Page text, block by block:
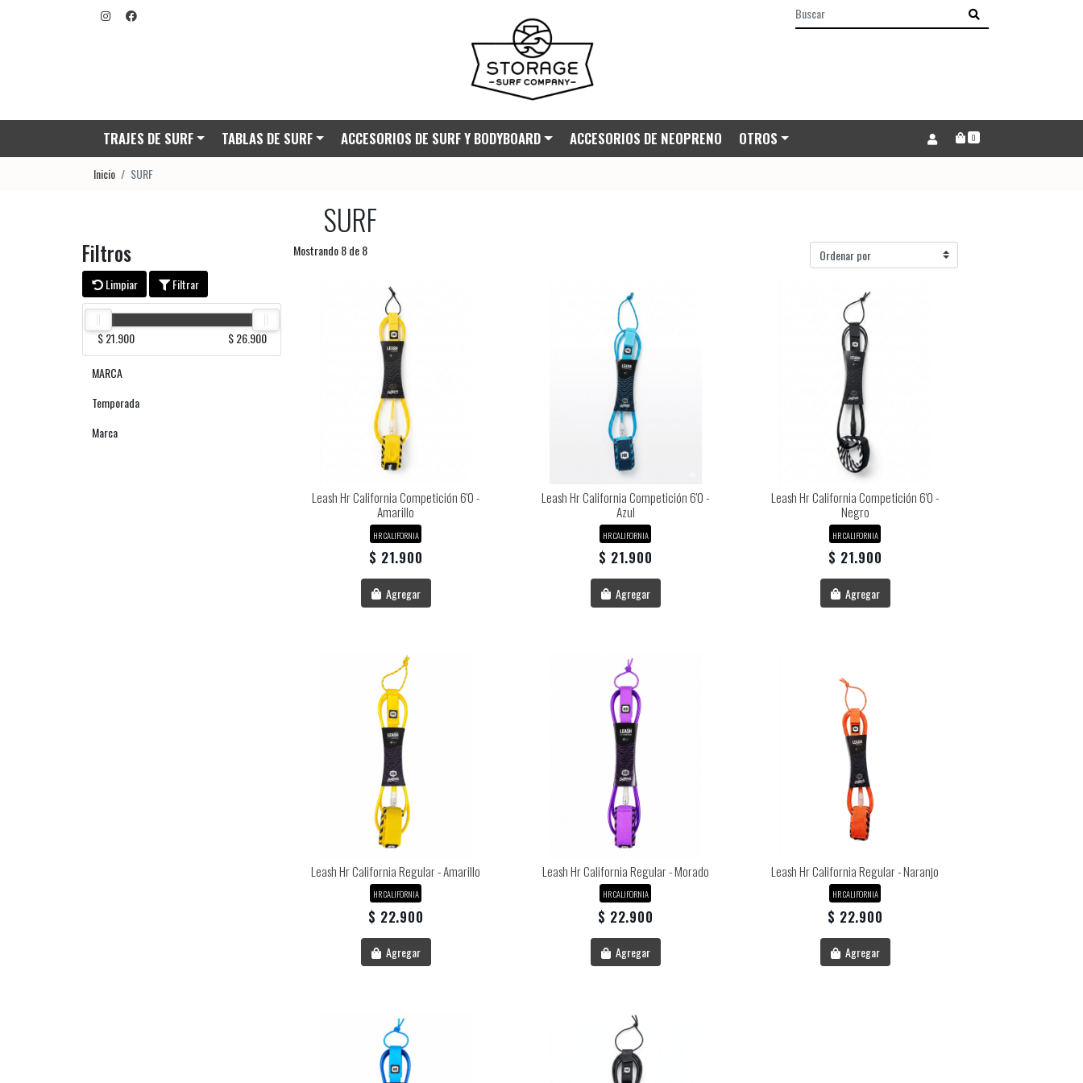
TRAJES DE SURF TABLAS DE SURF ACCESORIOS DE SURF Y BODYBOARD ACCESORIOS DE NEOPRENO OTROS 0
Inicio SURF
SURF
Filtros
Limpiar Filtrar
$ 21.900 $ 26.900
MARCA
Temporada
Marca
Mostrando 8 de 8
Leash Hr California Competición 6'0 -
Amarillo
HR CALIFORNIA
$ 21.900
Agregar
Leash Hr California Competición 6'0 -
Azul
HR CALIFORNIA
$ 21.900
Agregar
Leash Hr California Competición 6'0 -
Negro
HR CALIFORNIA
$ 21.900
Agregar
Leash Hr California Regular - Amarillo
HR CALIFORNIA
$ 22.900
Agregar
Leash Hr California Regular - Morado
HR CALIFORNIA
$ 22.900
Agregar
Leash Hr California Regular - Naranjo
HR CALIFORNIA
$ 22.900
Agregar